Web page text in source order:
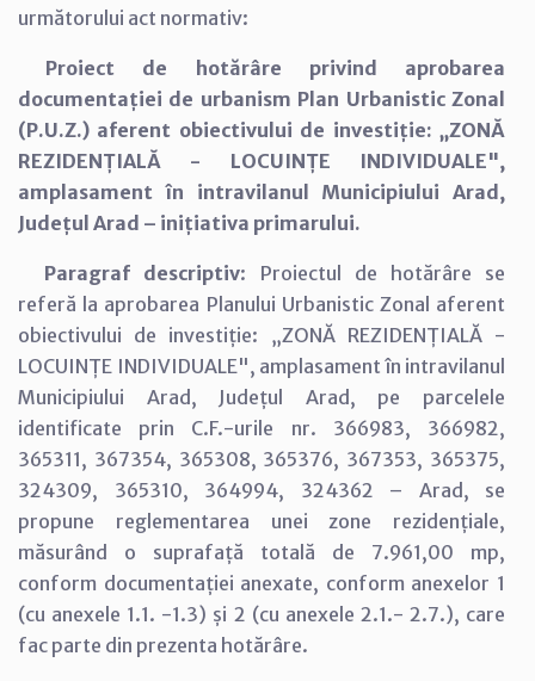
următorului act normativ:
Proiect de hotărâre privind aprobarea
documentației de urbanism Plan Urbanistic Zonal
(P.U.Z.) aferent obiectivului de investiție: „ZONĂ
REZIDENȚIALĂ - LOCUINȚE INDIVIDUALE",
amplasament în intravilanul Municipiului Arad,
Județul Arad – inițiativa primarului.
Paragraf descriptiv: Proiectul de hotărâre se
referă la aprobarea Planului Urbanistic Zonal aferent
obiectivului de investiție: „ZONĂ REZIDENȚIALĂ -
LOCUINȚE INDIVIDUALE", amplasament în intravilanul
Municipiului Arad, Județul Arad, pe parcelele
identificate prin C.F.-urile nr. 366983, 366982,
365311, 367354, 365308, 365376, 367353, 365375,
324309, 365310, 364994, 324362 – Arad, se
propune reglementarea unei zone rezidențiale,
măsurând o suprafață totală de 7.961,00 mp,
conform documentației anexate, conform anexelor 1
(cu anexele 1.1. -1.3) și 2 (cu anexele 2.1.- 2.7.), care
fac parte din prezenta hotărâre.